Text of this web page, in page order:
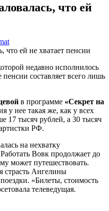
что ей
недавно исполнилось
пенсии составляет всего лишь
в программе «Секрет на
у нее такая же, как у всех
17 тысяч рублей, а 30 тысяч
РФ.
на нехватку
Вовк продолжает до
может путешествовать.
страсть Ангелины
«Билеты, стоимость
телеведущая.